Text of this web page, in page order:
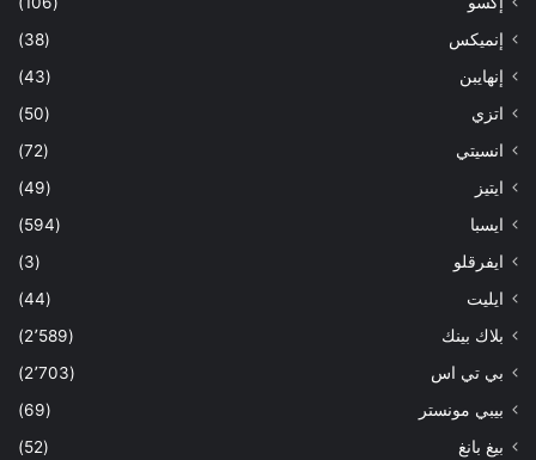
إنميكس
(38)
إنهايبن
(43)
اتزي
(50)
انسيتي
(72)
ايتيز
(49)
ايسبا
(594)
ايفرقلو
(3)
ايليت
(44)
بلاك بينك
(2٬589)
بي تي اس
(2٬703)
بيبي مونستر
(69)
بيغ بانغ
(52)